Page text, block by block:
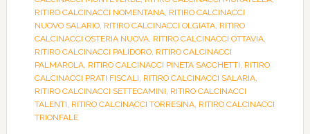
RITIRO CALCINACCI NOMENTANA, RITIRO CALCINACCI
NUOVO SALARIO, RITIRO CALCINACCI OLGIATA, RITIRO
CALCINACCI OSTERIA NUOVA, RITIRO CALCINACCI OTTAVIA,
RITIRO CALCINACCI PALIDORO, RITIRO CALCINACCI
PALMAROLA, RITIRO CALCINACCI PINETA SACCHETTI, RITIRO
CALCINACCI PRATI FISCALI, RITIRO CALCINACCI SALARIA,
RITIRO CALCINACCI SETTECAMINI, RITIRO CALCINACCI
TALENTI, RITIRO CALCINACCI TORRESINA, RITIRO CALCINACCI
TRIONFALE